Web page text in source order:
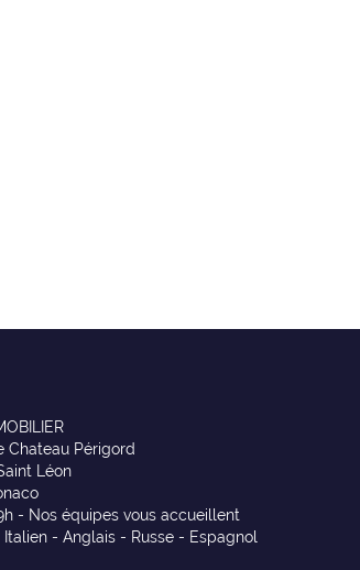
Chateau Périgord
Léon
- Nos équipes vous accueillent
Italien - Anglais - Russe - Espagnol